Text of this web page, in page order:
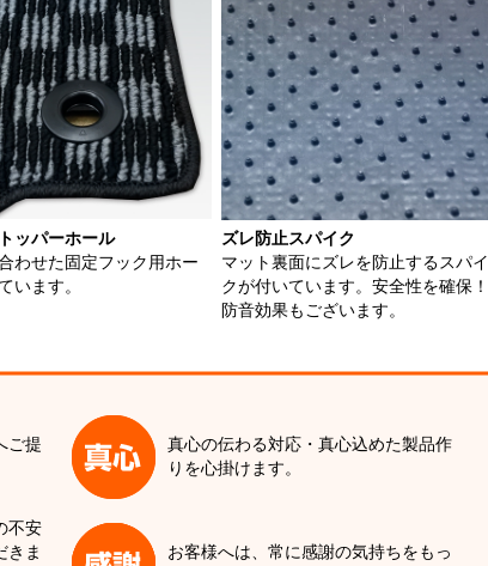
ッパーホール
わせた固定フック用ホー
います。
ズレ防止スパイク
マット裏面にズレを防止するスパイ
クが付いています。安全性を確保！
防音効果もございます。
ご提
真心の伝わる対応・真心込めた製品作
りを心掛けます。
不安
きま
お客様へは、常に感謝の気持ちをもっ